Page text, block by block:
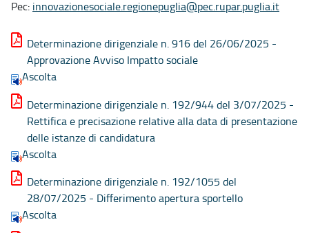
Pec: innovazionesociale.regionepuglia@pec.rupar.puglia.it
Determinazione dirigenziale n. 916 del 26/06/2025 -
Approvazione Avviso Impatto sociale
Ascolta
Determinazione dirigenziale n. 192/944 del 3/07/2025 -
Rettifica e precisazione relative alla data di presentazione
delle istanze di candidatura
Ascolta
Determinazione dirigenziale n. 192/1055 del
28/07/2025 - Differimento apertura sportello
Ascolta